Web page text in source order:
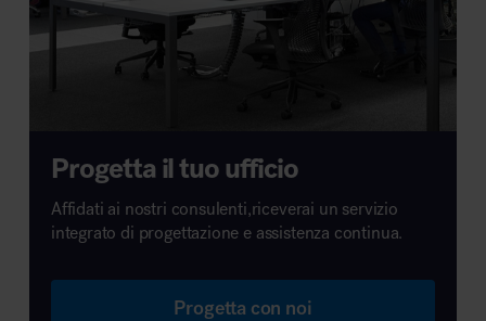
Progetta il tuo ufficio
Affidati ai nostri consulenti,riceverai un servizio
integrato di progettazione e assistenza continua.
Progetta con noi